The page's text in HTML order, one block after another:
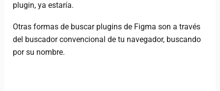
plugin, ya estaría.
Otras formas de buscar plugins de Figma son a través
del buscador convencional de tu navegador, buscando
por su nombre.